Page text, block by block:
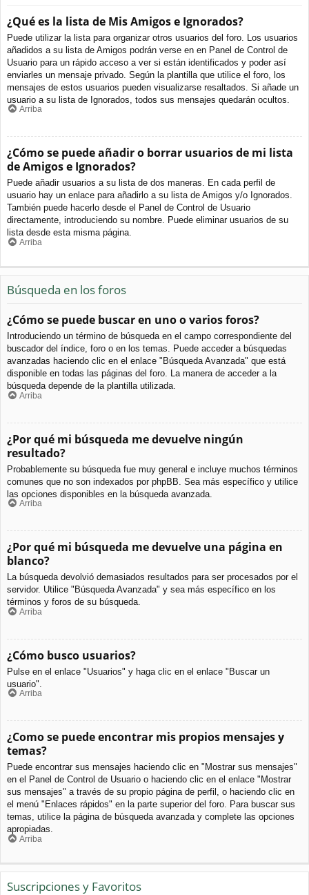
¿Qué es la lista de Mis Amigos e Ignorados?
Puede utilizar la lista para organizar otros usuarios del foro. Los usuarios
añadidos a su lista de Amigos podrán verse en en Panel de Control de
Usuario para un rápido acceso a ver si están identificados y poder así
enviarles un mensaje privado. Según la plantilla que utilice el foro, los
mensajes de estos usuarios pueden visualizarse resaltados. Si añade un
usuario a su lista de Ignorados, todos sus mensajes quedarán ocultos.
Arriba
¿Cómo se puede añadir o borrar usuarios de mi lista
de Amigos e Ignorados?
Puede añadir usuarios a su lista de dos maneras. En cada perfil de
usuario hay un enlace para añadirlo a su lista de Amigos y/o Ignorados.
También puede hacerlo desde el Panel de Control de Usuario
directamente, introduciendo su nombre. Puede eliminar usuarios de su
lista desde esta misma página.
Arriba
Búsqueda en los foros
¿Cómo se puede buscar en uno o varios foros?
Introduciendo un término de búsqueda en el campo correspondiente del
buscador del índice, foro o en los temas. Puede acceder a búsquedas
avanzadas haciendo clic en el enlace "Búsqueda Avanzada" que está
disponible en todas las páginas del foro. La manera de acceder a la
búsqueda depende de la plantilla utilizada.
Arriba
¿Por qué mi búsqueda me devuelve ningún
resultado?
Probablemente su búsqueda fue muy general e incluye muchos términos
comunes que no son indexados por phpBB. Sea más específico y utilice
las opciones disponibles en la búsqueda avanzada.
Arriba
¿Por qué mi búsqueda me devuelve una página en
blanco?
La búsqueda devolvió demasiados resultados para ser procesados por el
servidor. Utilice "Búsqueda Avanzada" y sea más específico en los
términos y foros de su búsqueda.
Arriba
¿Cómo busco usuarios?
Pulse en el enlace "Usuarios" y haga clic en el enlace "Buscar un
usuario".
Arriba
¿Como se puede encontrar mis propios mensajes y
temas?
Puede encontrar sus mensajes haciendo clic en "Mostrar sus mensajes"
en el Panel de Control de Usuario o haciendo clic en el enlace "Mostrar
sus mensajes" a través de su propio página de perfil, o haciendo clic en
el menú "Enlaces rápidos" en la parte superior del foro. Para buscar sus
temas, utilice la página de búsqueda avanzada y complete las opciones
apropiadas.
Arriba
Suscripciones y Favoritos